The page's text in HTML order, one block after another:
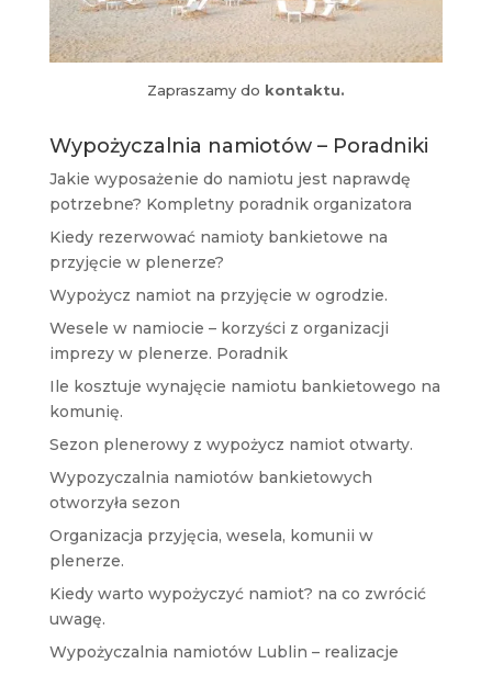
Zapraszamy do kontaktu.
Wypożyczalnia namiotów – Poradniki
Jakie wyposażenie do namiotu jest naprawdę
potrzebne? Kompletny poradnik organizatora
Kiedy rezerwować namioty bankietowe na
przyjęcie w plenerze?
Wypożycz namiot na przyjęcie w ogrodzie.
Wesele w namiocie – korzyści z organizacji
imprezy w plenerze. Poradnik
Ile kosztuje wynajęcie namiotu bankietowego na
komunię.
Sezon plenerowy z wypożycz namiot otwarty.
Wypozyczalnia namiotów bankietowych
otworzyła sezon
Organizacja przyjęcia, wesela, komunii w
plenerze.
Kiedy warto wypożyczyć namiot? na co zwrócić
uwagę.
Wypożyczalnia namiotów Lublin – realizacje